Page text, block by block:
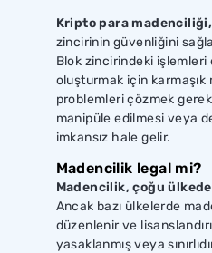
Kripto para madenciliği,
zincirinin güvenliğini
Blok zincirindeki işlemleri
oluşturmak için
problemleri çözmek
manipüle edilmesi veya
imkansız hale gelir.
Madencilik legal mi?
Madencilik, çoğu
Ancak bazı ülkelerde
düzenlenir ve
yasaklanmış veya